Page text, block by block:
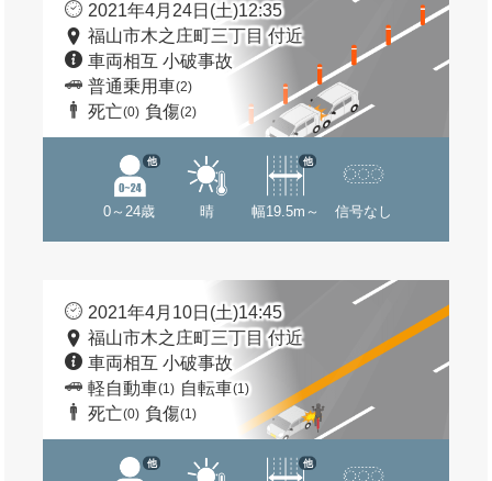
2021年4月24日(土)12:35
福山市木之庄町三丁目 付近
車両相互 小破事故
普通乗用車(2)
死亡(0) 負傷(2)
0～24歳
他
晴 幅19.5m～
他
信号なし
2021年4月10日(土)14:45
福山市木之庄町三丁目 付近
車両相互 小破事故
軽自動車(1) 自転車(1)
死亡(0) 負傷(1)
他 他